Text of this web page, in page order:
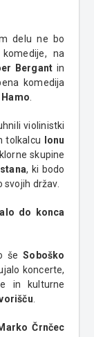
delu ne bo
na
Bergant in
komedija
Hamo
violinistki
tolkalcu
Ionu
skupine
, ki bodo
držav.
do konca
šeSoboško
koncerte,
in kulturne
Črnčec